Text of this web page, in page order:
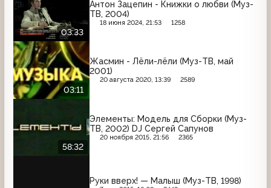
03:33
Антон Зацепин - Книжки о любви (Муз-
ТВ, 2004)
18 июня 2024, 21:53 1258
03:11
Жасмин - Лёли-лёли (Муз-ТВ, май
2001)
20 августа 2020, 13:39 2589
58:32
Элементы: Модель для Сборки (Муз-
ТВ, 2002) DJ Сергей Сапунов
20 ноября 2015, 21:56 2365
Руки вверх! — Малыш (Муз-ТВ, 1998)